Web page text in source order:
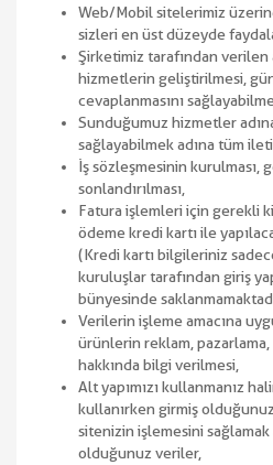
Web/Mobil sitelerimiz
sizleri en üst düzeyde
Şirketimiz tarafından verilen
hizmetlerin geliştirilmesi,
cevaplanmasını
Sunduğumuz hizmetler
sağlayabilmek adına tüm
İş sözleşmesinin kurulması,
sonlandırılması,
Fatura işlemleri için gerekli
ödeme kredi kartı ile
(Kredi kartı bilgileriniz
kuruluşlar tarafından giriş
bünyesinde
Verilerin işleme amacına
ürünlerin reklam, pazarlama,
hakkında bilgi verilmesi,
Alt yapımızı kullanmanız
kullanırken girmiş
sitenizin işlemesini
olduğunuz veriler,